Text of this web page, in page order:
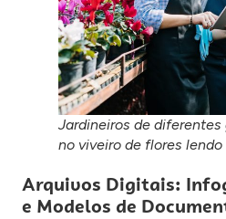
Jardineiros de
no viveiro de flores
Arquivos Digitais:
e Modelos de